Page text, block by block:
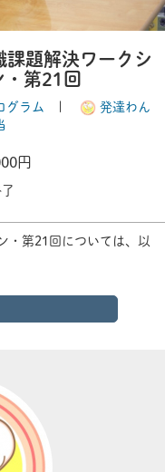
課題解決ワークシ
・第21回
グラム
発達わん
円
・第21回については、以